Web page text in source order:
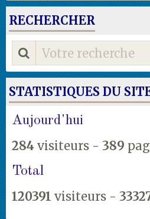
RECHERCHER
STATISTIQUES DU
Aujourd'hui
284 visiteurs - 389
Total
120391 visiteurs -